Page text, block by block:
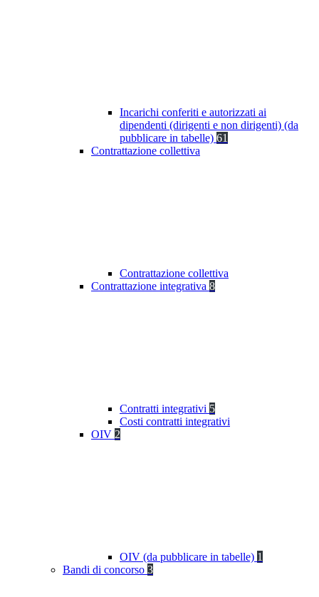
Incarichi conferiti e autorizzati ai
dipendenti (dirigenti e non dirigenti) (da
pubblicare in tabelle) 61
Contrattazione collettiva
Contrattazione collettiva
Contrattazione integrativa 8
Contratti integrativi 5
Costi contratti integrativi
OIV 2
OIV (da pubblicare in tabelle) 1
Bandi di concorso 3